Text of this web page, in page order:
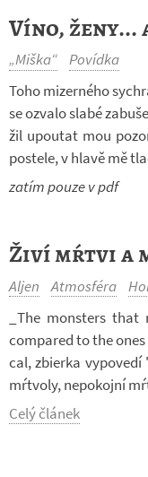
Víno, ženy...
„Miška“ Povídka
Toho mi­zer­ného
se ozvalo slabé
žil upou­tat mou
po­stele, v hlavě mě
zatím pouze v pdf
Živí mŕtvi a
Aljen Atmosféra
_The mon­sters
com­pa­red to the
cal, zbierka vy­po­vedí
mŕtvoly, ne­po­kojní
Celý článek